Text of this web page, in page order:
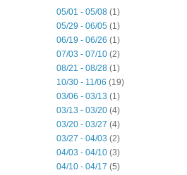
05/01 - 05/08 (1)
05/29 - 06/05 (1)
06/19 - 06/26 (1)
07/03 - 07/10 (2)
08/21 - 08/28 (1)
10/30 - 11/06 (19)
03/06 - 03/13 (1)
03/13 - 03/20 (4)
03/20 - 03/27 (4)
03/27 - 04/03 (2)
04/03 - 04/10 (3)
04/10 - 04/17 (5)